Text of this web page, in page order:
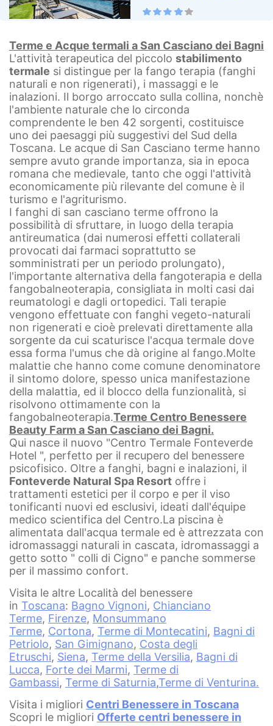
Terme e Acque termali a San Casciano dei Bagni
L'attività terapeutica del piccolo stabilimento
termale si distingue per la fango terapia (fanghi
naturali e non rigenerati), i massaggi e le
inalazioni. Il borgo arroccato sulla collina, nonchè
l'ambiente naturale che lo circonda
comprendente le ben 42 sorgenti, costituisce
uno dei paesaggi più suggestivi del Sud della
Toscana. Le acque di San Casciano terme hanno
sempre avuto grande importanza, sia in epoca
romana che medievale, tanto che oggi l'attività
economicamente più rilevante del comune è il
turismo e l'agriturismo.
I fanghi di san casciano terme offrono la
possibilità di sfruttare, in luogo della terapia
antireumatica (dai numerosi effetti collaterali
provocati dai farmaci soprattutto se
somministrati per un periodo prolungato),
l'importante alternativa della fangoterapia e della
fangobalneoterapia, consigliata in molti casi dai
reumatologi e dagli ortopedici. Tali terapie
vengono effettuate con fanghi vegeto-naturali
non rigenerati e cioè prelevati direttamente alla
sorgente da cui scaturisce l'acqua termale dove
essa forma l'umus che dà origine al fango.Molte
malattie che hanno come comune denominatore
il sintomo dolore, spesso unica manifestazione
della malattia, ed il blocco della funzionalità, si
risolvono ottimamente con la
fangobalneoterapia.Terme Centro Benessere
Beauty Farm a San Casciano dei Bagni.
Qui nasce il nuovo "Centro Termale Fonteverde
Hotel ", perfetto per il recupero del benessere
psicofisico. Oltre a fanghi, bagni e inalazioni, il
Fonteverde Natural Spa Resort offre i
trattamenti estetici per il corpo e per il viso
tonificanti nuovi ed esclusivi, ideati dall'équipe
medico scientifica del Centro.La piscina è
alimentata dall'acqua termale ed è attrezzata con
idromassaggi naturali in cascata, idromassaggi a
getto sotto " colli di Cigno" e panche sommerse
per il massimo confort.
Visita le altre Località del benessere
in Toscana: Bagno Vignoni, Chianciano
Terme, Firenze, Monsummano
Terme, Cortona, Terme di Montecatini, Bagni di
Petriolo, San Gimignano, Costa degli
Etruschi, Siena, Terme della Versilia, Bagni di
Lucca, Forte dei Marmi, Terme di
Gambassi, Terme di Saturnia,Terme di Venturina.
Visita i migliori Centri Benessere in Toscana
Scopri le migliori Offerte centri benessere in